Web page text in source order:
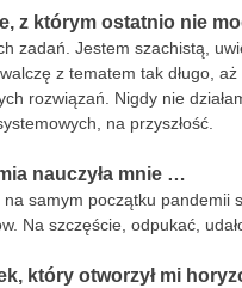
z którym ostatnio nie
zadań. Jestem szachistą,
z tematem tak długo,
rozwiązań. Nigdy nie
na przyszłość.
nauczyła mnie …
samym początku pandemii
Na szczęście, odpukać,
który otworzył mi